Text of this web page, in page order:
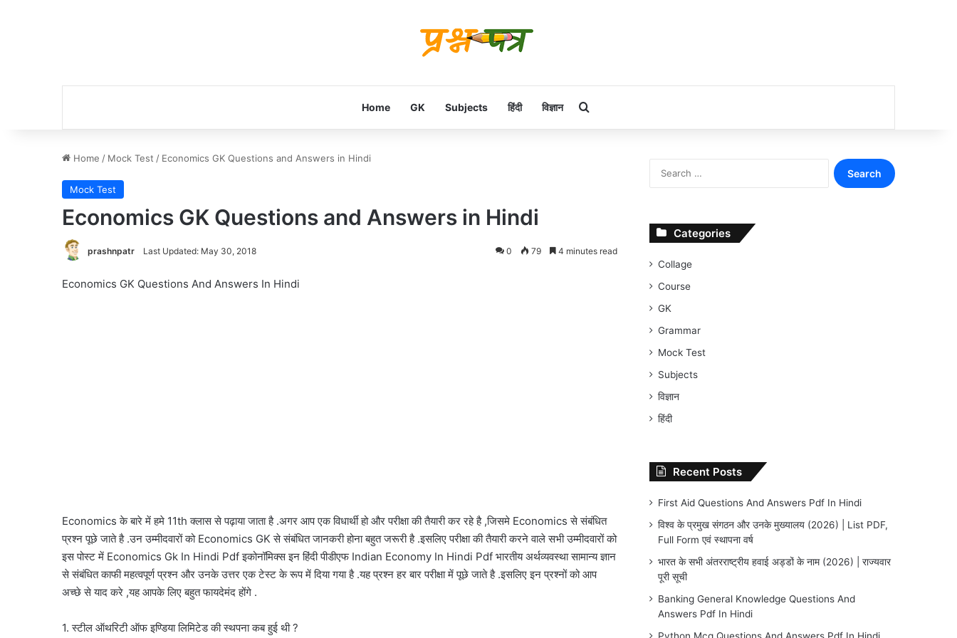
Home GK Subjects हिंदी विज्ञान Search for
Home / Mock Test / Economics GK Questions and Answers in Hindi
Mock Test
Economics GK Questions and Answers in Hindi
prashnpatr Last Updated: May 30, 2018 0 79 4 minutes read
Economics GK Questions And Answers In Hindi
Economics के बारे में हमे 11th क्लास से पढ़ाया जाता है .अगर आप एक विधार्थी हो और परीक्षा की तैयारी कर रहे है ,जिसमे Economics से संबंधित
प्रश्न पूछे जाते है .उन उम्मीदवारों को Economics GK से संबंधित जानकरी होना बहुत जरूरी है .इसलिए परीक्षा की तैयारी करने वाले सभी उम्मीदवारों को
इस पोस्ट में Economics Gk In Hindi Pdf इकोनॉमिक्स इन हिंदी पीडीएफ Indian Economy In Hindi Pdf भारतीय अर्थव्यवस्था सामान्य ज्ञान
से संबंधित काफी महत्वपूर्ण प्रश्न और उनके उत्तर एक टेस्ट के रूप में दिया गया है .यह प्रश्न हर बार परीक्षा में पूछे जाते है .इसलिए इन प्रश्नों को आप
अच्छे से याद करे ,यह आपके लिए बहुत फायदेमंद होंगे .
1. स्टील ऑथरिटी ऑफ इण्डिया लिमिटेड की स्थपना कब हुई थी ?
Search
for:
Categories
Collage
Course
GK
Grammar
Mock Test
Subjects
विज्ञान
हिंदी
Recent Posts
First Aid Questions And Answers Pdf In Hindi
विश्व के प्रमुख संगठन और उनके मुख्यालय (2026) | List PDF,
Full Form एवं स्थापना वर्ष
भारत के सभी अंतरराष्ट्रीय हवाई अड्डों के नाम (2026) | राज्यवार
पूरी सूची
Banking General Knowledge Questions And
Answers Pdf In Hindi